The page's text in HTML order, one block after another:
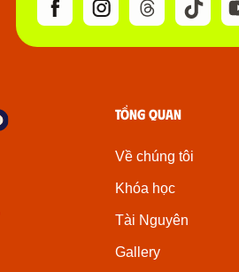
Tổng quan
Về chúng tôi
Khóa học
Tài Nguyên
Gallery